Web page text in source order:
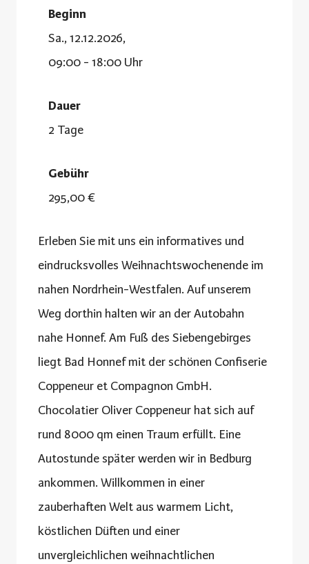
Beginn
Sa., 12.12.2026,
09:00 - 18:00 Uhr
Dauer
2 Tage
Gebühr
295,00 €
Erleben Sie mit uns ein informatives und
eindrucksvolles Weihnachtswochenende im
nahen Nordrhein-Westfalen. Auf unserem
Weg dorthin halten wir an der Autobahn
nahe Honnef. Am Fuß des Siebengebirges
liegt Bad Honnef mit der schönen Confiserie
Coppeneur et Compagnon GmbH.
Chocolatier Oliver Coppeneur hat sich auf
rund 8000 qm einen Traum erfüllt. Eine
Autostunde später werden wir in Bedburg
ankommen. Willkommen in einer
zauberhaften Welt aus warmem Licht,
köstlichen Düften und einer
unvergleichlichen weihnachtlichen